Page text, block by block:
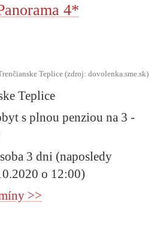
4*
Teplice (zdroj: dovolenka.sme.sk)
Teplice
s plnou penziou na 3 -
3 dni (naposledy
o 12:00)
>>